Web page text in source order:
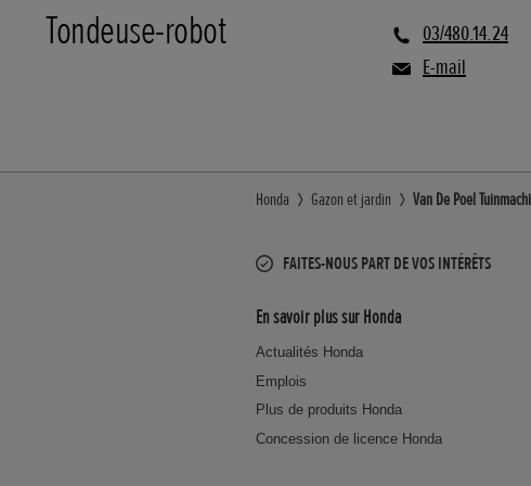
Tondeuse-robot
03/480.14.24
E-mail
Honda Gazon et jardin Van De Poel
FAITES-NOUS PART DE VOS INTÉRÊTS
En savoir plus sur Honda
Actualités Honda
Emplois
Plus de produits Honda
Concession de licence Honda